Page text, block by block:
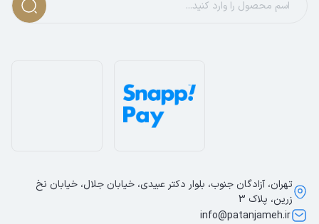
تهران، آزادگان جنوب، بلوار دکتر عبیدی، خیابان جلال، خیابان نخ
زرین، پلاک 3
info@patanjameh.ir